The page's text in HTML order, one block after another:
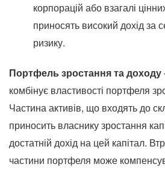
корпорацій або взагалі
приносять високий дохід за
ризику.
Портфель зростання та доходу
комбінує властивості портфеля
Частина активів, що входять до
приносить власнику зростання
достатній дохід на цей капітал.
частини портфеля може